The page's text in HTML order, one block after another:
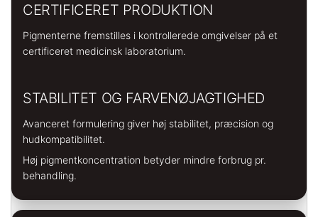
CERTIFICERET PRODUKTION
Pigmenterne fremstilles i kontrollerede omgivelser på et
certificeret medicinsk laboratorium.
STABILITET OG FARVENØJAGTIGHED
Avanceret formulering giver høj stabilitet, præcision og
hudkompatibilitet.
Høj pigmentkoncentration betyder mindre forbrug pr.
behandling.